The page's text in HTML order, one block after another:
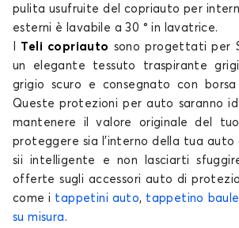
pulita usufruite del copriauto per
esterni è lavabile a 30 ° in lavatrice.
Teli copriauto sono progettati per
un elegante tessuto traspirante
grigio scuro e consegnato con
Queste protezioni per auto saranno
mantenere il valore originale del
proteggere sia l'interno della tua auto
sii intelligente e non lasciarti
offerte sugli accessori auto di
come i tappetini auto, tappetino baule
su misura .